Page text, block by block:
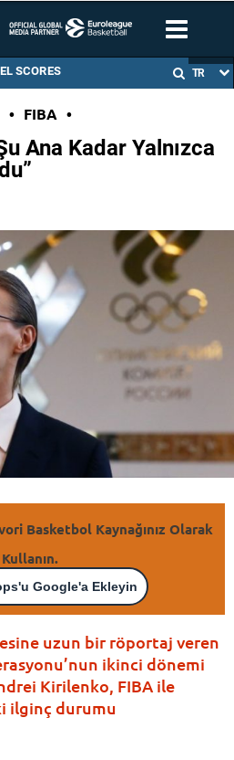
EL SCORES TR
• FIBA •
Ana Kadar Yalnızca
Basketbol Kaynağınız Olarak
Kullanın.
Google'a Ekleyin
uzun bir röportaj veren
ikinci dönemi
Kirilenko, FIBA ile
ilginç durumu